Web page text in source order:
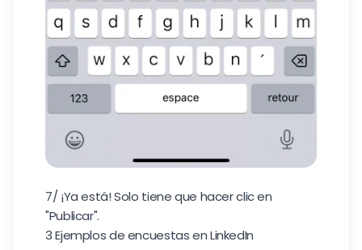
7/ ¡Ya está! Solo tiene que hacer clic en
"Publicar".
3 Ejemplos de encuestas en LinkedIn